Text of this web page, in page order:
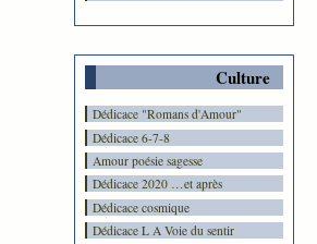
Culture
Dédicace "Romans d'Amour"
Dédicace 6-7-8
Amour poésie sagesse
Dédicace 2020 …et après
Dédicace cosmique
Dédicace L A Voie du sentir